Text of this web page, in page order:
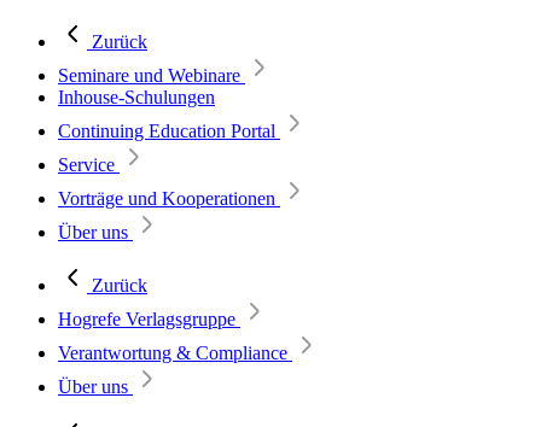
Zurück
Seminare und Webinare
Inhouse-Schulungen
Continuing Education Portal
Service
Vorträge und Kooperationen
Über uns
Zurück
Hogrefe Verlagsgruppe
Verantwortung & Compliance
Über uns